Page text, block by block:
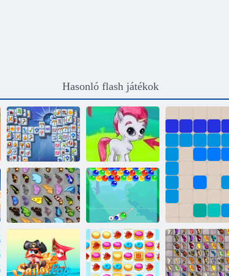
Hasonló flash játékok
Mahjong
Fortuna
Buborék gémes
Kyodai pillangó Buborékbáj